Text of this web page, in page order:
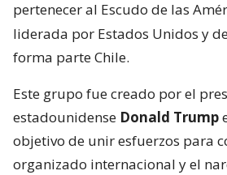
pertenecer al Escudo de las
liderada por Estados Unidos y
forma parte Chile.
Este grupo fue creado por el
estadounidense Donald Trump
objetivo de unir esfuerzos para
organizado internacional y el